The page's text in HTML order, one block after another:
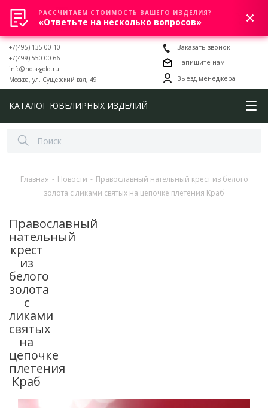
0
+7(495) 135-00-10
+7(499) 550-00-66
info@nota-gold.ru
Москва, ул. Сущевский вал, 49
Заказать звонок
Напишите нам
Выезд менеджера
КАТАЛОГ ЮВЕЛИРНЫХ ИЗДЕЛИЙ
Главная - Новости - Православный нательный крест из белого
золота с ликами святых на цепочке плетения Краб
Православный
нательный
крест
из
белого
золота
с
ликами
святых
на
цепочке
плетения
Краб
РАССЧИТАЕМ СТОИМОСТЬ ВАШЕГО ИЗДЕЛИЯ?
«Ответьте на несколько вопросов»